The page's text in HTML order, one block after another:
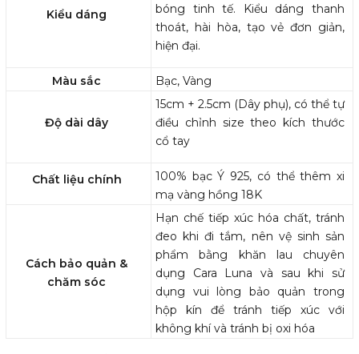
Kiểu dáng
bóng tinh tế. Kiểu dáng thanh
thoát, hài hòa, tạo vẻ đơn giản,
hiện đại.
Màu sắc Bạc, Vàng
Độ dài dây
15cm + 2.5cm (Dây phụ), có thể tự
điều chỉnh size theo kích thước
cổ tay
Chất liệu chính
100% bạc Ý 925, có thể thêm xi
mạ vàng hồng 18K
Cách bảo quản &
chăm sóc
Hạn chế tiếp xúc hóa chất, tránh
đeo khi đi tắm, nên vệ sinh sản
phẩm bằng khăn lau chuyên
dụng Cara Luna và sau khi sử
dụng vui lòng bảo quản trong
hộp kín để tránh tiếp xúc với
không khí và tránh bị oxi hóa